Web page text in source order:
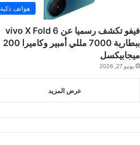
هواتف ذكية
فيفو تكشف رسميا عن vivo X Fold 6
ببطارية 7000 مللي أمبير وكاميرا 200
ميجابيكسل
يونيو 27, 2026
عرض المزيد